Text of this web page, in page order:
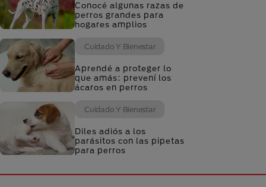
Conocé algunas razas de
perros grandes para
hogares amplios
Cuidado Y Bienestar
Aprendé a proteger lo
que amás: prevení los
ácaros en perros
Cuidado Y Bienestar
Diles adiós a los
parásitos con las pipetas
para perros